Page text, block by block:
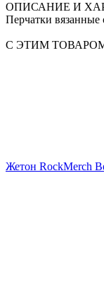
ОПИСАНИЕ И
Перчатки
С ЭТИМ
Жетон RockMerch